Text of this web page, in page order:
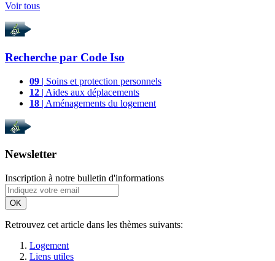
Voir tous
Recherche par Code Iso
09 | Soins et protection personnels
12 | Aides aux déplacements
18 | Aménagements du logement
Newsletter
Inscription à notre bulletin d'informations
OK
Retrouvez cet article dans les thèmes suivants:
Logement
Liens utiles